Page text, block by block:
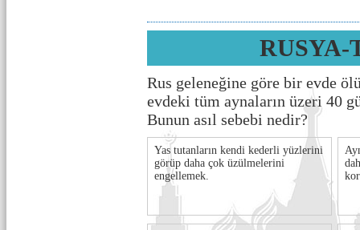
RUSYA-
Rus geleneğine göre bir evde
evdeki tüm aynaların üzeri 40
Bunun asıl sebebi nedir?
Yas tutanların kendi kederli yüzlerini
görüp daha çok üzülmelerini
engellemek.